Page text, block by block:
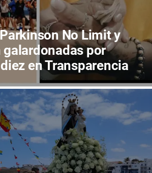
No Limit y
galardonadas por
en Transparencia